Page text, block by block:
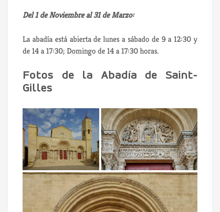
Del 1 de Noviembre al 31 de Marzo:
La abadía está abierta de lunes a sábado de 9 a 12:30 y
de 14 a 17:30; Domingo de 14 a 17:30 horas.
Fotos de la Abadía de Saint-
Gilles